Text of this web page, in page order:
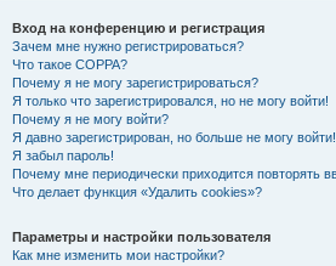
Вход на конференцию и регистрация
Зачем мне нужно регистрироваться?
Что такое COPPA?
Почему я не могу зарегистрироваться?
Я только что зарегистрировался, но не могу войти!
Почему я не могу войти?
Я давно зарегистрирован, но больше не могу войти!
Я забыл пароль!
Почему мне периодически приходится повторять
Что делает функция «Удалить cookies»?
Параметры и настройки пользователя
Как мне изменить мои настройки?